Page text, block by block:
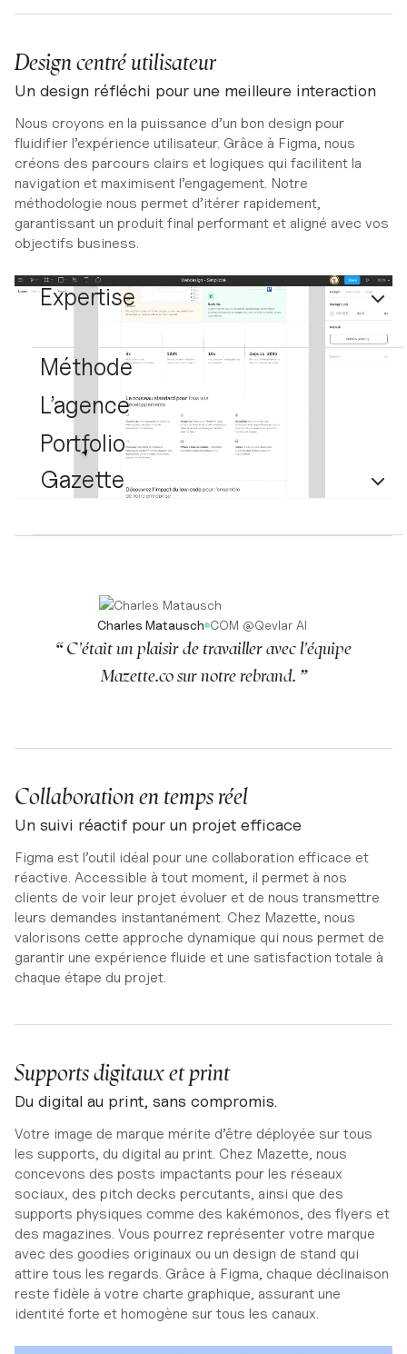
Expertise
Méthode
L’agence
Portfolio
Gazette
Design centré utilisateur
Un design réfléchi pour une meilleure interaction
Nous croyons en la puissance d’un bon design pour
fluidifier l’expérience utilisateur. Grâce à Figma, nous
créons des parcours clairs et logiques qui facilitent la
navigation et maximisent l’engagement. Notre
méthodologie nous permet d’itérer rapidement,
garantissant un produit final performant et aligné avec vos
objectifs business.
Charles Matausch COM @Qevlar AI
“ C'était un plaisir de travailler avec l'équipe
Mazette.co sur notre rebrand. ”
Collaboration en temps réel
Un suivi réactif pour un projet efficace
Figma est l’outil idéal pour une collaboration efficace et
réactive. Accessible à tout moment, il permet à nos
clients de voir leur projet évoluer et de nous transmettre
leurs demandes instantanément. Chez Mazette, nous
valorisons cette approche dynamique qui nous permet de
garantir une expérience fluide et une satisfaction totale à
chaque étape du projet.
Supports digitaux et print
Du digital au print, sans compromis.
Votre image de marque mérite d’être déployée sur tous
les supports, du digital au print. Chez Mazette, nous
concevons des posts impactants pour les réseaux
sociaux, des pitch decks percutants, ainsi que des
supports physiques comme des kakémonos, des flyers et
des magazines. Vous pourrez représenter votre marque
avec des goodies originaux ou un design de stand qui
attire tous les regards. Grâce à Figma, chaque déclinaison
reste fidèle à votre charte graphique, assurant une
identité forte et homogène sur tous les canaux.